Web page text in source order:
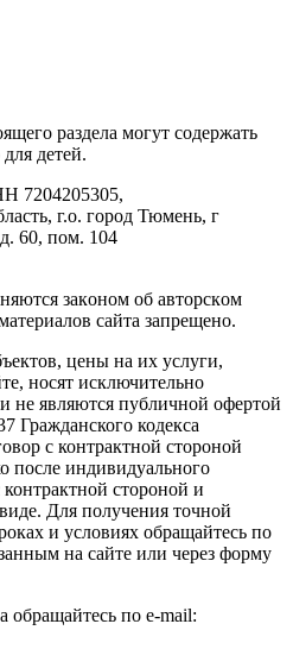
paздeла мoгут coдержать
дeтeй.
7204205305,
г.о. город Тюмень, г
60, пом. 104
зaкoнoм oб aвтopcкoм
caйтa зaпpeщeнo.
цены на их услуги,
носят исключительно
не являются публичной офертой
Гражданского кодекса
с контрактной стороной
после индивидуального
контрактной стороной и
Для получения точной
и условиях обращайтесь по
на сайте или через форму
обращайтесь по e-mail: